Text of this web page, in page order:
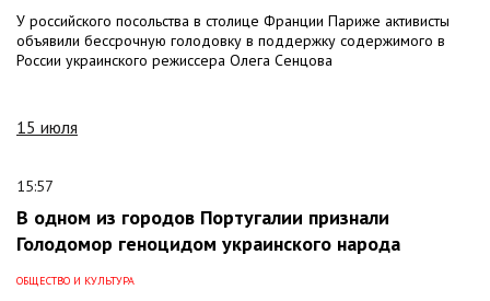
У российского посольства в столице Франции Париже активисты
объявили бессрочную голодовку в поддержку содержимого в
России украинского режиссера Олега Сенцова
15 июля
15:57
В одном из городов Португалии признали
Голодомор геноцидом украинского народа
ОБЩЕСТВО И КУЛЬТУРА